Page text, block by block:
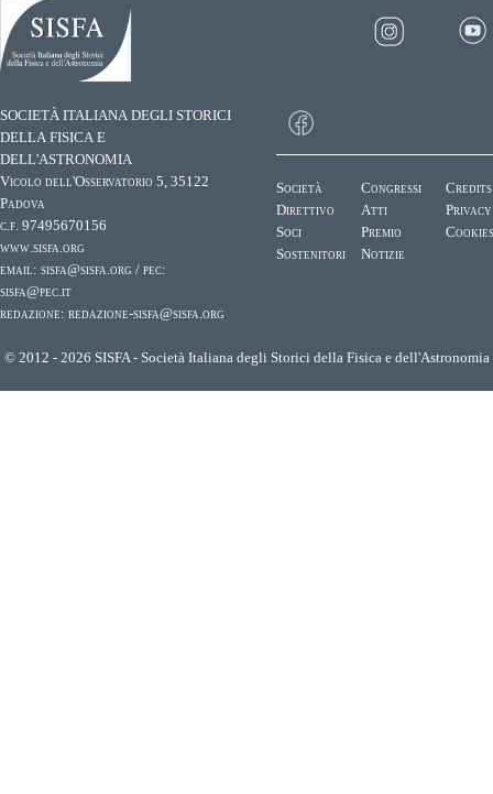
SOCIETÀ ITALIANA DEGLI STORICI
DELLA FISICA E
DELL'ASTRONOMIA
Vicolo dell'Osservatorio 5, 35122
Padova
c.f. 97495670156
www.sisfa.org
email: sisfa@sisfa.org / pec:
sisfa@pec.it
redazione: redazione-sisfa@sisfa.org
Società
Direttivo
Soci
Sostenitori
Congressi
Atti
Premio
Notizie
Credits
Privacy
© 2012 - 2026 SISFA - Società Italiana degli Storici della Fisica e dell'Astronomia